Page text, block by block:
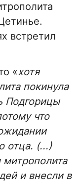
встретил
«хотя
покинула
Подгорицы
что
отца. (...)
и внесли в